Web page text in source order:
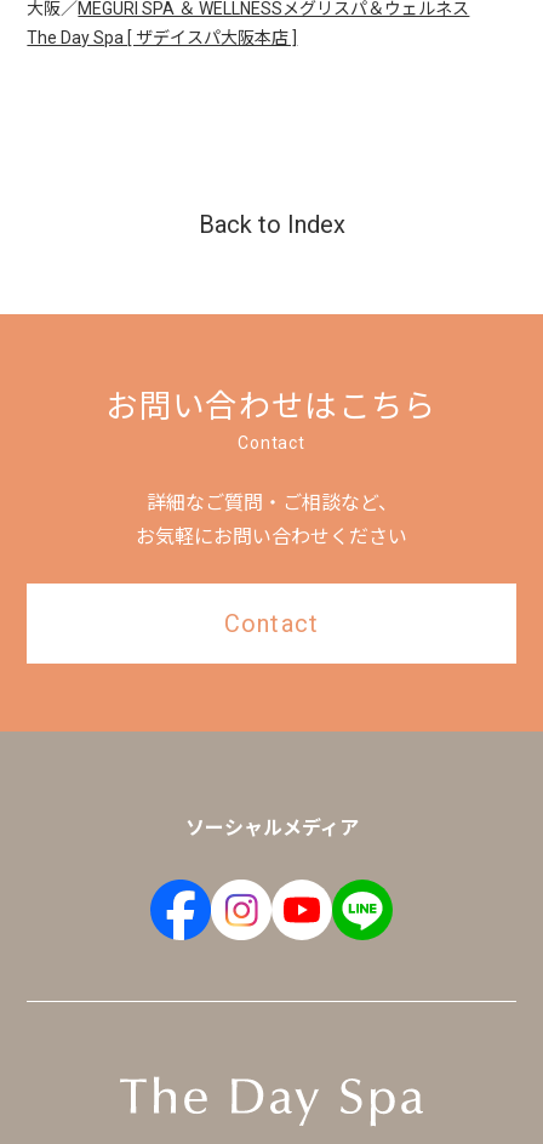
大阪／MEGURI SPA ＆ WELLNESSメグリスパ＆ウェルネス
The Day Spa [ ザデイスパ大阪本店 ]
Back to Index
お問い合わせはこちら
Contact
詳細なご質問・ご相談など、
お気軽にお問い合わせください
Contact
ソーシャルメディア